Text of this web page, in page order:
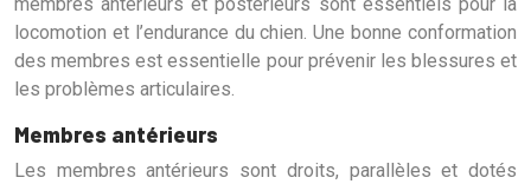
locomotion et l’endurance du chien. Une bonne conformation
des membres est essentielle pour prévenir les blessures et
les problèmes articulaires.
Membres antérieurs
Les membres antérieurs sont droits, parallèles et dotés